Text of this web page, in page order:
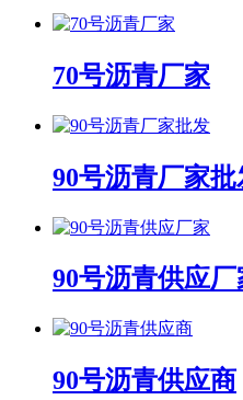
70号沥青厂家
90号沥青厂家批
90号沥青供应厂
90号沥青供应商